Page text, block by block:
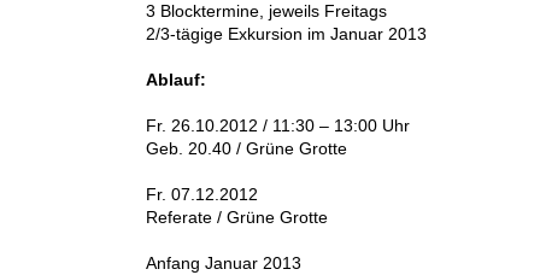
3 Blocktermine, jeweils Freitags
2/3-tägige Exkursion im Januar 2013
Ablauf:
Fr. 26.10.2012 / 11:30 – 13:00 Uhr
Geb. 20.40 / Grüne Grotte
Fr. 07.12.2012
Referate / Grüne Grotte
Anfang Januar 2013